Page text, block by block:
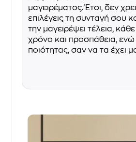
μαγειρέματος. Έτσι, δεν
επιλέγεις τη συνταγή σου
την μαγειρέψει τέλεια,
χρόνο και προσπάθεια,
ποιότητας, σαν να τα έχει